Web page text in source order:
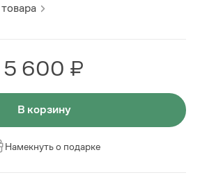
5 600 ₽
В корзину
Намекнуть о подарке